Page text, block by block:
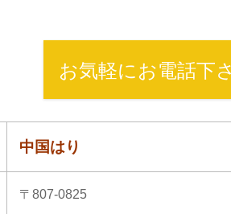
お気軽にお電話下
中国はり
〒807-0825